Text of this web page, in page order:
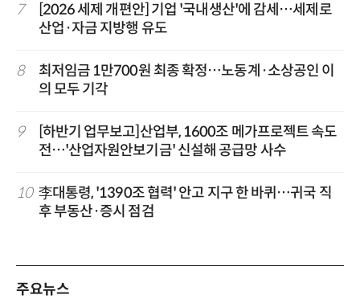
7
[2026 세제 개편안] 기업 '국내생산'에 감세…세제로
산업·자금 지방행 유도
8
최저임금 1만700원 최종 확정…노동계·소상공인 이
의 모두 기각
9
[하반기 업무보고]산업부, 1600조 메가프로젝트 속도
전…'산업자원안보기금' 신설해 공급망 사수
10 李대통령, '1390조 협력' 안고 지구 한 바퀴…귀국 직
후 부동산·증시 점검
주요뉴스